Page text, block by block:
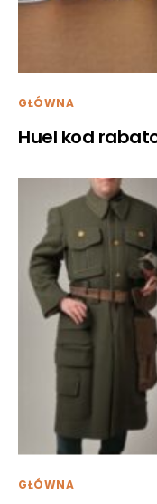
GŁÓWNA
Huel kod
GŁÓWNA